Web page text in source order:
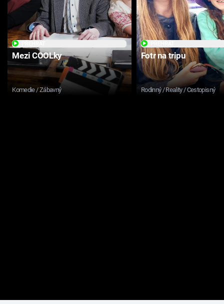
Mezi COOLky
Komedie / Zábavný
Fotr na tripu
Rodinný / Reality / Cestopisný